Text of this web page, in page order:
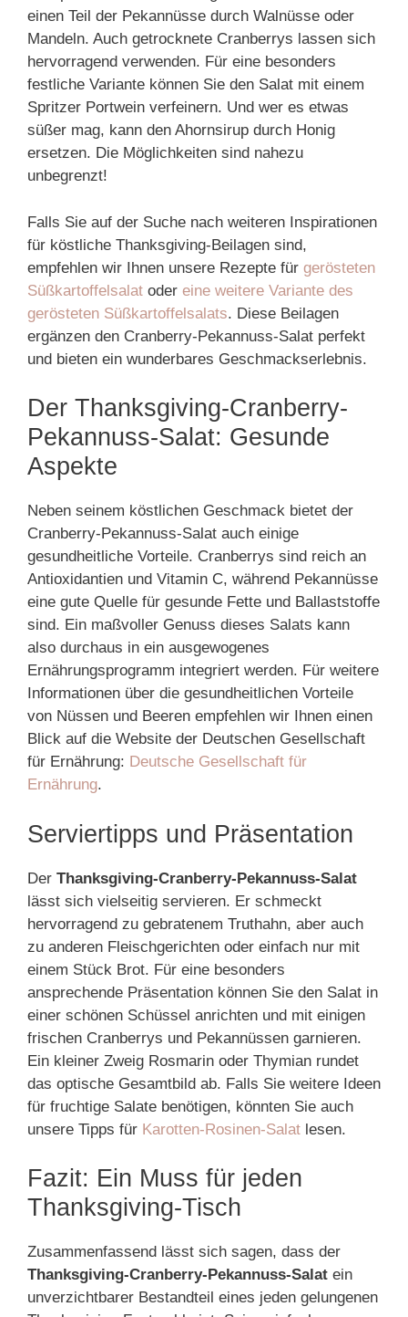
einen Teil der Pekannüsse durch Walnüsse oder
Mandeln. Auch getrocknete Cranberrys lassen sich
hervorragend verwenden. Für eine besonders
festliche Variante können Sie den Salat mit einem
Spritzer Portwein verfeinern. Und wer es etwas
süßer mag, kann den Ahornsirup durch Honig
ersetzen. Die Möglichkeiten sind nahezu
unbegrenzt!
Falls Sie auf der Suche nach weiteren Inspirationen
für köstliche Thanksgiving-Beilagen sind,
empfehlen wir Ihnen unsere Rezepte für gerösteten
Süßkartoffelsalat oder eine weitere Variante des
gerösteten Süßkartoffelsalats. Diese Beilagen
ergänzen den Cranberry-Pekannuss-Salat perfekt
und bieten ein wunderbares Geschmackserlebnis.
Der Thanksgiving-Cranberry-
Pekannuss-Salat: Gesunde
Aspekte
Neben seinem köstlichen Geschmack bietet der
Cranberry-Pekannuss-Salat auch einige
gesundheitliche Vorteile. Cranberrys sind reich an
Antioxidantien und Vitamin C, während Pekannüsse
eine gute Quelle für gesunde Fette und Ballaststoffe
sind. Ein maßvoller Genuss dieses Salats kann
also durchaus in ein ausgewogenes
Ernährungsprogramm integriert werden. Für weitere
Informationen über die gesundheitlichen Vorteile
von Nüssen und Beeren empfehlen wir Ihnen einen
Blick auf die Website der Deutschen Gesellschaft
für Ernährung: Deutsche Gesellschaft für
Ernährung.
Serviertipps und Präsentation
Der Thanksgiving-Cranberry-Pekannuss-Salat
lässt sich vielseitig servieren. Er schmeckt
hervorragend zu gebratenem Truthahn, aber auch
zu anderen Fleischgerichten oder einfach nur mit
einem Stück Brot. Für eine besonders
ansprechende Präsentation können Sie den Salat in
einer schönen Schüssel anrichten und mit einigen
frischen Cranberrys und Pekannüssen garnieren.
Ein kleiner Zweig Rosmarin oder Thymian rundet
das optische Gesamtbild ab. Falls Sie weitere Ideen
für fruchtige Salate benötigen, könnten Sie auch
unsere Tipps für Karotten-Rosinen-Salat lesen.
Fazit: Ein Muss für jeden
Thanksgiving-Tisch
Zusammenfassend lässt sich sagen, dass der
Thanksgiving-Cranberry-Pekannuss-Salat ein
unverzichtbarer Bestandteil eines jeden gelungenen